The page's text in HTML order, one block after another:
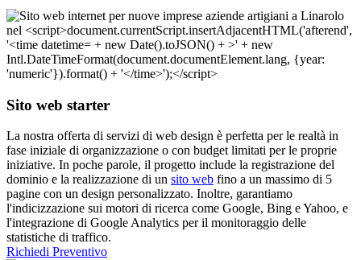
Sito web starter
La nostra offerta di servizi di web design è perfetta per le realtà in
fase iniziale di organizzazione o con budget limitati per le proprie
iniziative. In poche parole, il progetto include la registrazione del
dominio e la realizzazione di un sito web fino a un massimo di 5
pagine con un design personalizzato. Inoltre, garantiamo
l'indicizzazione sui motori di ricerca come Google, Bing e Yahoo, e
l'integrazione di Google Analytics per il monitoraggio delle
statistiche di traffico.
Richiedi Preventivo